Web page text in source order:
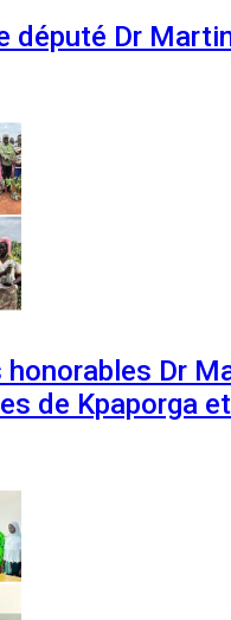
député Dr
honorables Dr
de Kpaporga